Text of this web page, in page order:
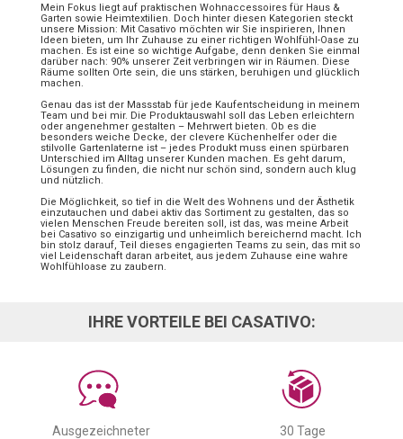
Mein Fokus liegt auf praktischen Wohnaccessoires für Haus &
Garten sowie Heimtextilien. Doch hinter diesen Kategorien steckt
unsere Mission: Mit Casativo möchten wir Sie inspirieren, Ihnen
Ideen bieten, um Ihr Zuhause zu einer richtigen Wohlfühl-Oase zu
machen. Es ist eine so wichtige Aufgabe, denn denken Sie einmal
darüber nach: 90% unserer Zeit verbringen wir in Räumen. Diese
Räume sollten Orte sein, die uns stärken, beruhigen und glücklich
machen.
Genau das ist der Massstab für jede Kaufentscheidung in meinem
Team und bei mir. Die Produktauswahl soll das Leben erleichtern
oder angenehmer gestalten – Mehrwert bieten. Ob es die
besonders weiche Decke, der clevere Küchenhelfer oder die
stilvolle Gartenlaterne ist – jedes Produkt muss einen spürbaren
Unterschied im Alltag unserer Kunden machen. Es geht darum,
Lösungen zu finden, die nicht nur schön sind, sondern auch klug
und nützlich.
Die Möglichkeit, so tief in die Welt des Wohnens und der Ästhetik
einzutauchen und dabei aktiv das Sortiment zu gestalten, das so
vielen Menschen Freude bereiten soll, ist das, was meine Arbeit
bei Casativo so einzigartig und unheimlich bereichernd macht. Ich
bin stolz darauf, Teil dieses engagierten Teams zu sein, das mit so
viel Leidenschaft daran arbeitet, aus jedem Zuhause eine wahre
Wohlfühloase zu zaubern.
IHRE VORTEILE BEI CASATIVO:
Ausgezeichneter
30 Tage